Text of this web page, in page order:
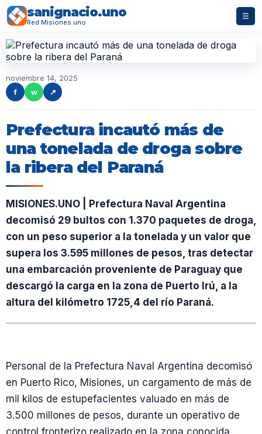
sanignacio.uno
Red Misiones.uno
☰
noviembre 14, 2025
f
w ↗
Prefectura incautó más de
una tonelada de droga sobre
la ribera del Paraná
MISIONES.UNO | Prefectura Naval Argentina
decomisó 29 bultos con 1.370 paquetes de droga,
con un peso superior a la tonelada y un valor que
supera los 3.595 millones de pesos, tras detectar
una embarcación proveniente de Paraguay que
descargó la carga en la zona de Puerto Irú, a la
altura del kilómetro 1725,4 del río Paraná.
Personal de la Prefectura Naval Argentina decomisó
en Puerto Rico, Misiones, un cargamento de más de
mil kilos de estupefacientes valuado en más de
3.500 millones de pesos, durante un operativo de
control fronterizo realizado en la zona conocida